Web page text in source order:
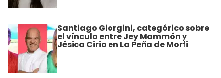
Santiago Giorgini, categórico sobre
el vínculo entre Jey Mammón y
Jésica Cirio en La Peña de Morfi